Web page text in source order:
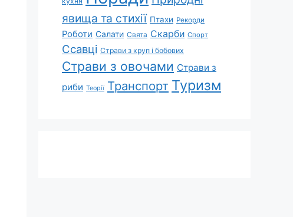
явища та стихії Птахи Рекорди
Роботи Салати Свята Скарби Спорт
Ссавці Страви з круп і бобових
Страви з овочами Страви з
риби Теорії Транспорт Туризм